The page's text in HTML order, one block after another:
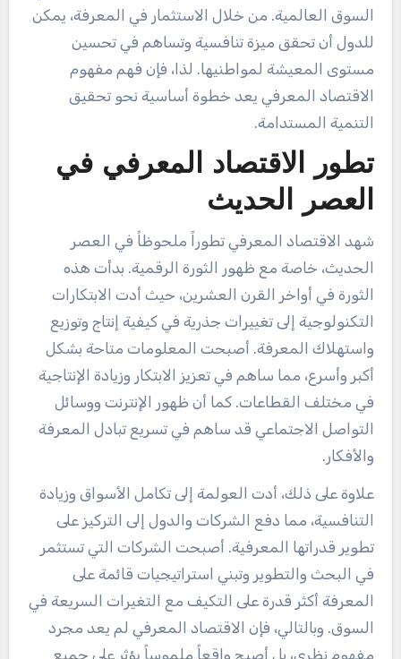
السوق العالمية. من خلال الاستثمار في المعرفة، يمكن
للدول أن تحقق ميزة تنافسية وتساهم في تحسين
مستوى المعيشة لمواطنيها. لذا، فإن فهم مفهوم
الاقتصاد المعرفي يعد خطوة أساسية نحو تحقيق
التنمية المستدامة.
تطور الاقتصاد المعرفي في
العصر الحديث
شهد الاقتصاد المعرفي تطوراً ملحوظاً في العصر
الحديث، خاصة مع ظهور الثورة الرقمية. بدأت هذه
الثورة في أواخر القرن العشرين، حيث أدت الابتكارات
التكنولوجية إلى تغييرات جذرية في كيفية إنتاج وتوزيع
واستهلاك المعرفة. أصبحت المعلومات متاحة بشكل
أكبر وأسرع، مما ساهم في تعزيز الابتكار وزيادة الإنتاجية
في مختلف القطاعات. كما أن ظهور الإنترنت ووسائل
التواصل الاجتماعي قد ساهم في تسريع تبادل المعرفة
والأفكار.
علاوة على ذلك، أدت العولمة إلى تكامل الأسواق وزيادة
التنافسية، مما دفع الشركات والدول إلى التركيز على
تطوير قدراتها المعرفية. أصبحت الشركات التي تستثمر
في البحث والتطوير وتبني استراتيجيات قائمة على
المعرفة أكثر قدرة على التكيف مع التغيرات السريعة في
السوق. وبالتالي، فإن الاقتصاد المعرفي لم يعد مجرد
مفهوم نظري، بل أصبح واقعاً ملموساً يؤثر على جميع